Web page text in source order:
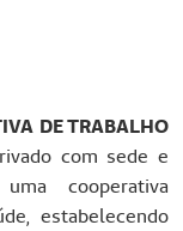
DE TRABALHO
com sede e
cooperativa
estabelecendo